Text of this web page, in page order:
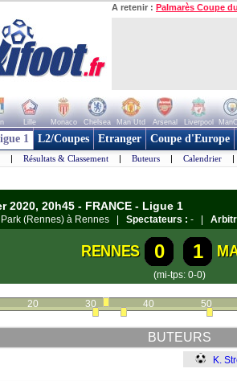
A retenir : Palmarès Coupe
Lille Monaco Chelsea Man Utd Arsenal Liverpool
1 L2/Coupes Etranger Coupe d'Europe
| Résultats & Classement | Buteurs | Calendrier |
2020, 20h45 - FRANCE - Ligue 1
Park (Rennes) à Rennes | Spectateurs : - |
RENNES 0 1
(mi-tps: 0-0)
20 30 40 50
BUTEURS
K.